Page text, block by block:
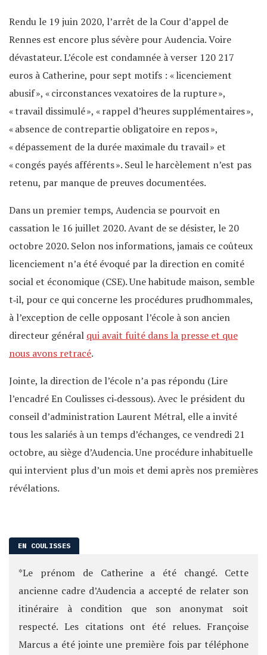
Rendu le 19 juin 2020, l’arrêt de la Cour d’appel de
Rennes est encore plus sévère pour Audencia. Voire
dévastateur. L’école est condamnée à verser 120 217
euros à Catherine, pour sept motifs : « licenciement
abusif », « circonstances vexatoires de la rupture »,
« travail dissimulé », « rappel d’heures supplémentaires »,
« absence de contrepartie obligatoire en repos »,
« dépassement de la durée maximale du travail » et
« congés payés afférents ». Seul le harcèlement n’est pas
retenu, par manque de preuves documentées.
Dans un premier temps, Audencia se pourvoit en
cassation le 16 juillet 2020. Avant de se désister, le 20
octobre 2020. Selon nos informations, jamais ce coûteux
licenciement n’a été évoqué par la direction en comité
social et économique (CSE). Une habitude maison, semble
t‑il, pour ce qui concerne les procédures prudhommales,
à l’exception de celle opposant l’école à son ancien
directeur général qui avait fuité dans la presse et que
nous avons retracé.
Jointe, la direction de l’école n’a pas répondu (Lire
l’encadré En Coulisses ci‐dessous). Avec le président du
conseil d’administration Laurent Métral, elle a invité
tous les salariés à un temps d’échanges, ce vendredi 21
octobre, au siège d’Audencia. Une procédure inhabituelle
qui intervient plus d’un mois et demi après nos premières
révélations.
*Le prénom de Catherine a été changé. Cette
ancienne cadre d’Audencia a accepté de relater son
itinéraire à condition que son anonymat soit
respecté. Les citations ont été relues. Françoise
Marcus a été jointe une première fois par téléphone